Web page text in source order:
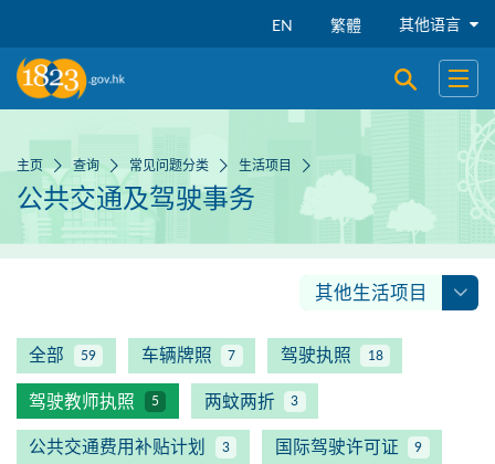
EN 繁體 其他语言
开启搜寻
开启
主页 查询 常见问题分类 生活项目
公共交通及驾驶事务
其他生活项目
全部 59 车辆牌照 7 驾驶执照 18
驾驶教师执照 5 两蚊两折 3
公共交通费用补贴计划 3 国际驾驶许可证 9